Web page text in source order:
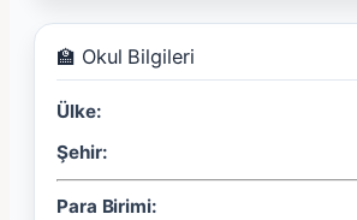
🏫 Okul Bilgileri
Ülke:
Şehir:
Para Birimi: